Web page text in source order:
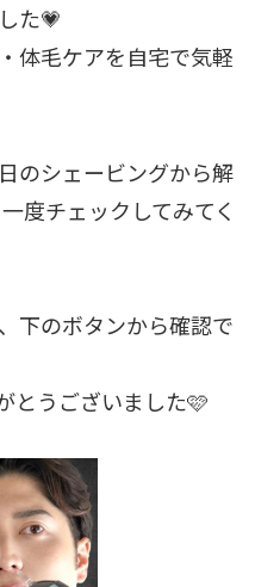
た💗
体毛ケアを自宅で気軽
のシェービングから解
度チェックしてみてく
下のボタンから確認で
とうございました🩷